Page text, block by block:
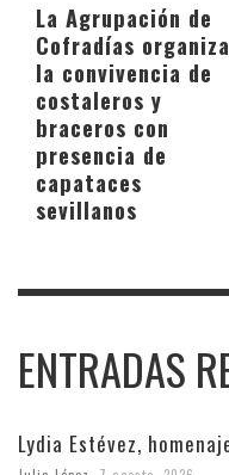
La Agrupación de
Cofradías organiza
la convivencia de
costaleros y
braceros con
presencia de
capataces
sevillanos
ENTRADAS
Lydia Estévez,